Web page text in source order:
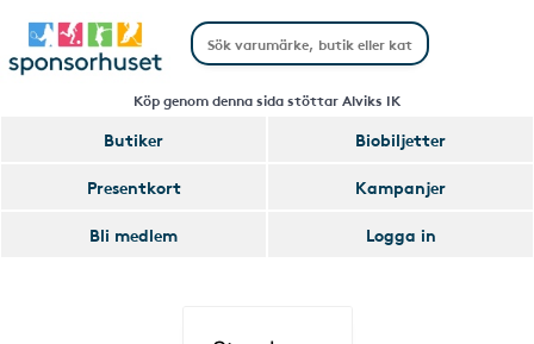
Köp genom denna sida stöttar Alviks IK
Butiker
Biobiljetter
Presentkort
Kampanjer
Bli medlem
Logga in